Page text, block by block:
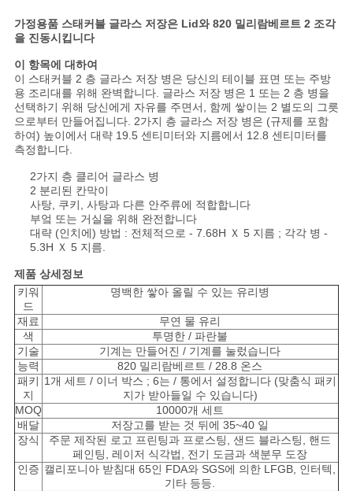
그
사
이
트
PRIVACY
POLICY
가정용품 스태커블 글라스 저장은 Lid와 820 밀리람베르트 2 조각
을 진동시킵니다
이 항목에 대하여
이 스태커블 2 층 글라스 저장 병은 당신의 테이블 표면 또는 주방
용 조리대를 위해 완벽합니다. 글라스 저장 병은 1 또는 2 층 병을
선택하기 위해 당신에게 자유를 주면서, 함께 쌓이는 2 별도의 그릇
으로부터 만들어집니다. 2가지 층 글라스 저장 병은 (규제를 포함
하여) 높이에서 대략 19.5 센티미터와 지름에서 12.8 센티미터를
측정합니다.
2가지 층 클리어 글라스 병
2 분리된 칸막이
사탕, 쿠키, 사탕과 다른 안주류에 적합합니다
부엌 또는 거실을 위해 완전합니다
대략 (인치에) 방법 : 전체적으로 - 7.68H Ｘ 5 지름 ; 각각 병 -
5.3H Ｘ 5 지름.
제품 상세정보
키워
드
명백한 쌓아 올릴 수 있는 유리병
재료
무연 물 유리
색
투명한 / 파란불
기술
기계는 만들어진 / 기계를 눌렀습니다
능력
820 밀리람베르트 / 28.8 온스
패키
지
1개 세트 / 이너 박스 ; 6는 / 통에서 설정합니다 (맞춤식 패키
지가 받아들일 수 있습니다)
MOQ
10000개 세트
배달
저장고를 받는 것 뒤에 35~40 일
장식
주문 제작된 로고 프린팅과 프로스팅, 샌드 블라스팅, 핸드
페인팅, 레이저 식각법, 전기 도금과 색분무 도장
인증 캘리포니아 받침대 65인 FDA와 SGS에 의한 LFGB, 인터텍,
기타 등등.